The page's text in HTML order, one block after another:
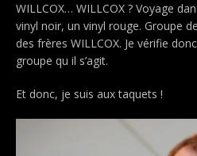
WILLCOX… WILLCOX ? Voyage
vinyl noir, un vinyl rouge. Groupe
des frères WILLCOX. Je vérifie
groupe qu il s’agit.
Et donc, je suis aux taquets !